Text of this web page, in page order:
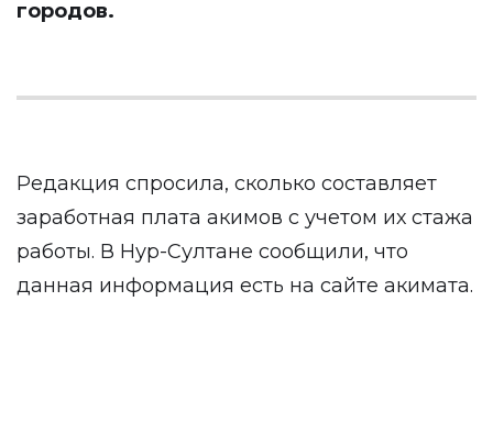
городов.
Редакция спросила, сколько составляет
заработная плата акимов с учетом их стажа
работы. В Нур-Султане сообщили, что
данная информация есть на сайте акимата.